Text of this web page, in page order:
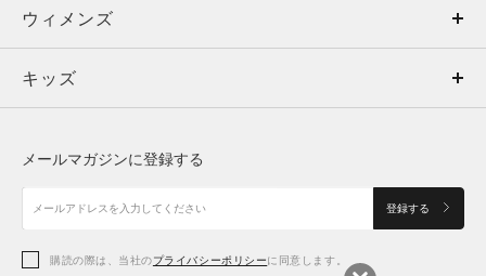
ウィメンズ
キッズ
アクセサリー
トップス
ボトムス
アクセサリー
ウィメンズ
トップス
シューズ
アクセサリー
キッズ
シューズ
メールマガジンに登録する
登録する
購読の際は、当社のプライバシーポリシーに同意します。